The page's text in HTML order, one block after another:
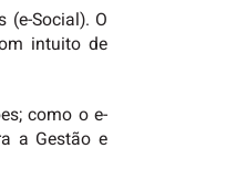
(e-Social). O
intuito de
como o e-
a Gestão e